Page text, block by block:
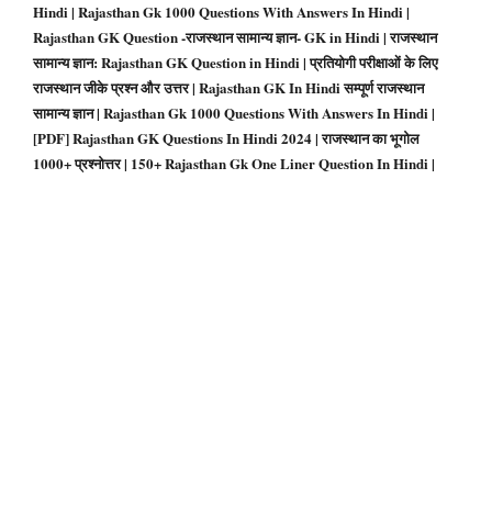
Hindi | Rajasthan Gk 1000 Questions With Answers In Hindi |
Rajasthan GK Question -राजस्थान सामान्य ज्ञान- GK in Hindi | राजस्थान
सामान्य ज्ञान: Rajasthan GK Question in Hindi | प्रतियोगी परीक्षाओं के लिए
राजस्थान जीके प्रश्न और उत्तर | Rajasthan GK In Hindi सम्पूर्ण राजस्थान
सामान्य ज्ञान | Rajasthan Gk 1000 Questions With Answers In Hindi |
[PDF] Rajasthan GK Questions In Hindi 2024 | राजस्थान का भूगोल
1000+ प्रश्नोत्तर | 150+ Rajasthan Gk One Liner Question In Hindi |